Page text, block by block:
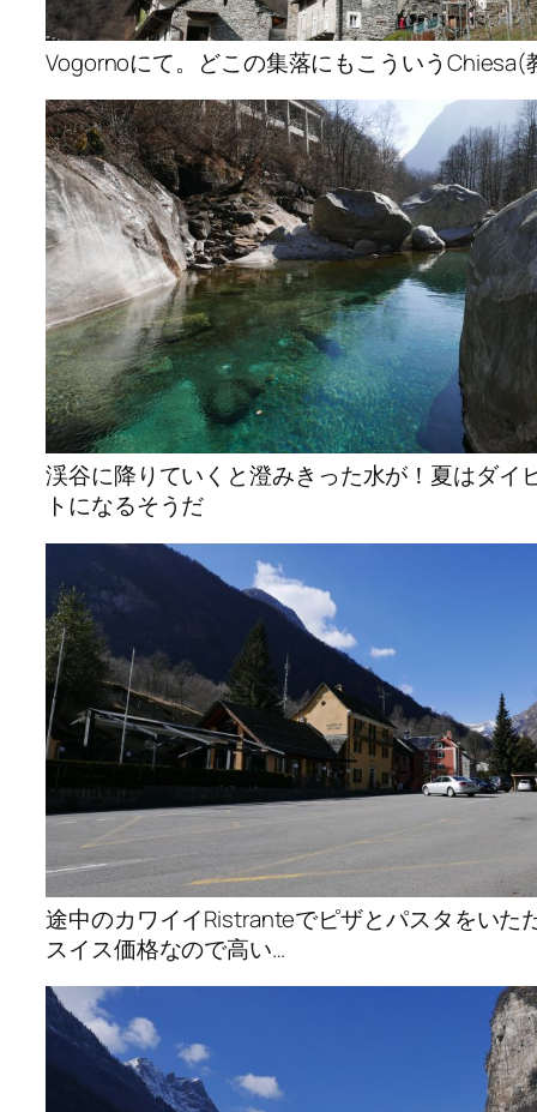
Vogornoにて。どこの集落にもこういうChiesa(
渓谷に降りていくと澄みきった水が！夏はダイ
トになるそうだ
途中のカワイイRistranteでピザとパスタをいた
スイス価格なので高い…